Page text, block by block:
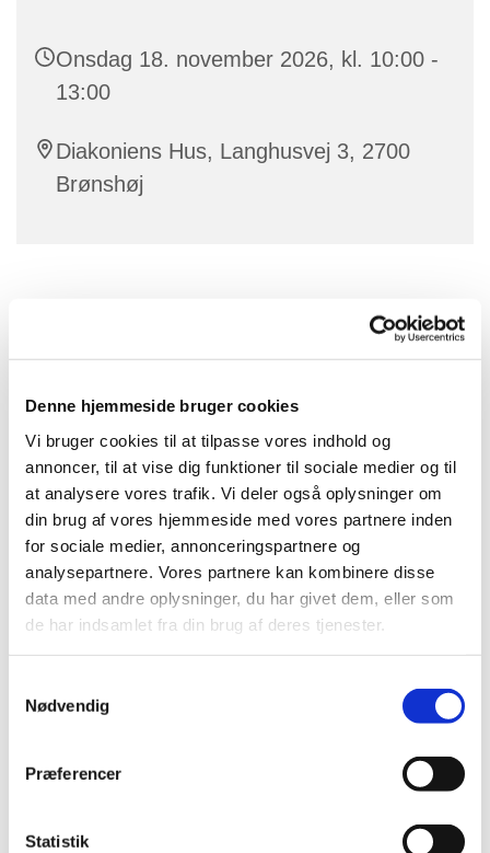
Denne hjemmeside bruger cookies
Vi bruger cookies til at tilpasse vores indhold og
annoncer, til at vise dig funktioner til sociale medier og til
at analysere vores trafik. Vi deler også oplysninger om
din brug af vores hjemmeside med vores partnere inden
for sociale medier, annonceringspartnere og
analysepartnere. Vores partnere kan kombinere disse
data med andre oplysninger, du har givet dem, eller som
de har indsamlet fra din brug af deres tjenester.
Nødvendig
Præferencer
Statistik
Onsdag 18. november 2026, kl. 10:00 -
13:00
Diakoniens Hus, Langhusvej 3, 2700
Brønshøj